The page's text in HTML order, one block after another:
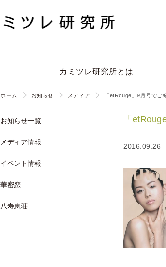
カミツレ研究所とは
ホーム お知らせ メディア 「etRouge」9月号でご
お知らせ一覧
メディア情報
イベント情報
華密恋
八寿恵荘
「
2016.09.26